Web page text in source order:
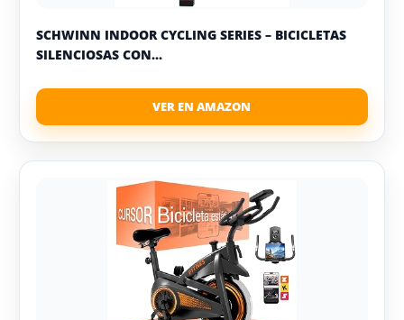
SCHWINN INDOOR CYCLING SERIES – BICICLETAS
SILENCIOSAS CON...